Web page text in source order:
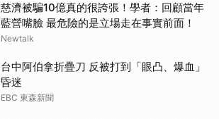
慈濟被騙10億真的很誇張！學者：回顧當年
藍營嘴臉 最危險的是立場走在事實前面！
Newtalk
台中阿伯拿折疊刀 反被打到「眼凸、爆血」
昏迷
EBC 東森新聞